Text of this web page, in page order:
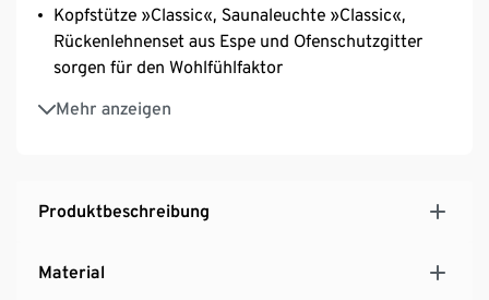
Kopfstütze »Classic«, Saunaleuchte »Classic«,
Rückenlehnenset aus Espe und Ofenschutzgitter
sorgen für den Wohlfühlfaktor
Mehr anzeigen
Nordische Fichte und Espe
Bankbreite ca. 57 cm
Produktbeschreibung
Material